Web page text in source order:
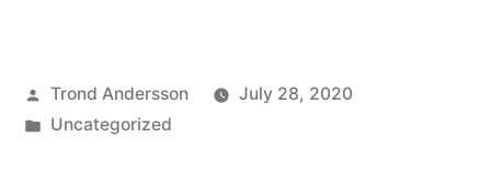
Posted
by
Trond Andersson
July 28, 2020
Posted
Uncategorized